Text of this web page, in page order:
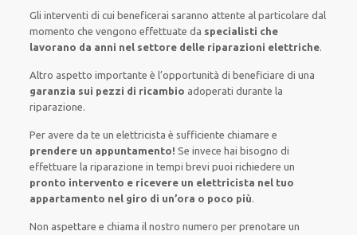
Gli interventi di cui beneficerai saranno attente al particolare dal
momento che vengono effettuate da specialisti che
lavorano da anni nel settore delle riparazioni elettriche.
Altro aspetto importante è l’opportunità di beneficiare di una
garanzia sui pezzi di ricambio adoperati durante la
riparazione.
Per avereda te un elettricistaè sufficiente chiamare e
prendere un appuntamento! Se invece hai bisogno di
effettuare la riparazione in tempi brevi puoi richiedere un
pronto intervento e ricevere un elettricista nel tuo
appartamento nel giro di un’ora o poco più.
Non aspettare e chiama il nostro numero per prenotare un